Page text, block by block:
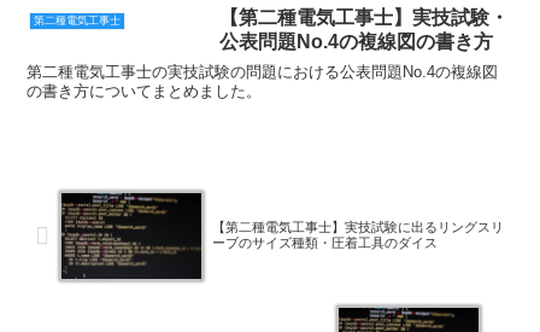
第二種電気工事士
【第二種電気工事士】実技試験・
公表問題No.4の複線図の書き方
第二種電気工事士の実技試験の問題における公表問題No.4の複線図
の書き方についてまとめました。
【第二種電気工事士】実技試験に出るリングスリ
ーブのサイズ種類・圧着工具のダイス